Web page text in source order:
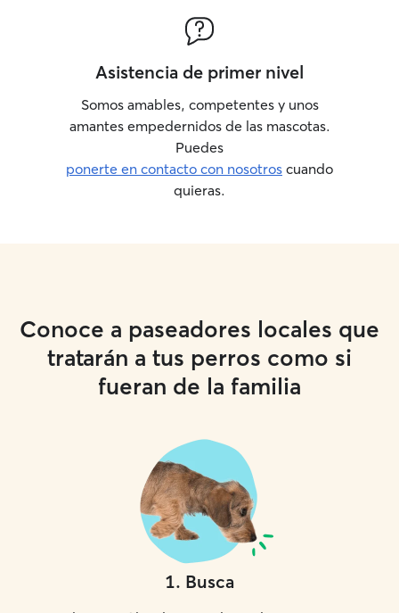
Asistencia de primer nivel
Somos amables, competentes y unos
amantes empedernidos de las mascotas.
Puedes
ponerte en contacto con nosotros cuando
quieras.
Conoce a paseadores locales que
tratarán a tus perros como si
fueran de la familia
1. Busca